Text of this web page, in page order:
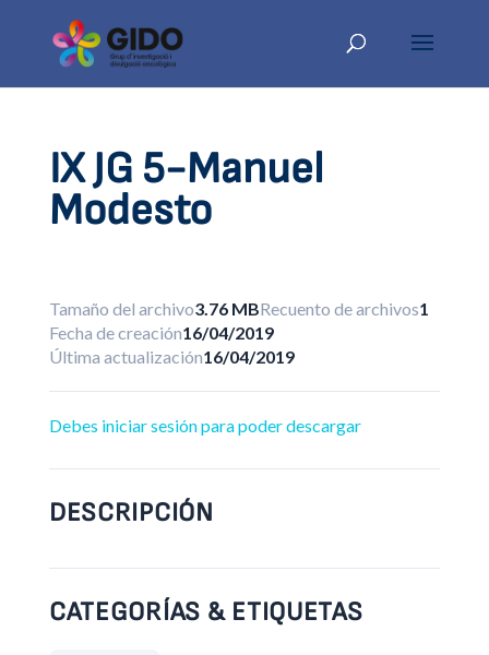
IX JG 5-Manuel
Modesto
Tamaño del archivo3.76 MBRecuento de archivos1
Fecha de creación16/04/2019
Última actualización16/04/2019
Debes iniciar sesión para poder descargar
DESCRIPCIÓN
CATEGORÍAS & ETIQUETAS